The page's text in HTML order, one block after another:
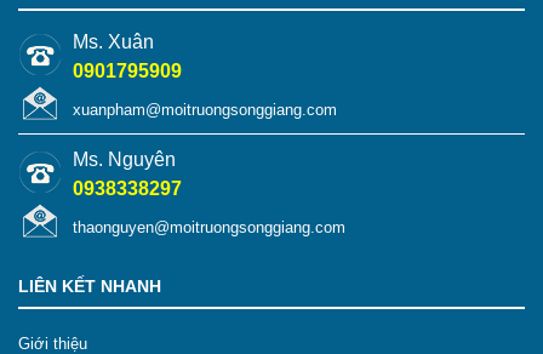
Ms. Xuân
0901795909
xuanpham@moitruongsonggiang.com
Ms. Nguyên
0938338297
thaonguyen@moitruongsonggiang.com
LIÊN KẾT NHANH
Giới thiệu